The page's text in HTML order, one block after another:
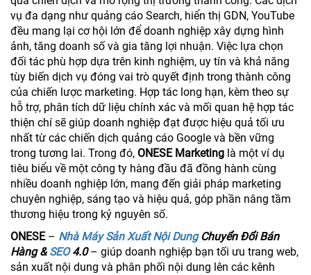
vụ đa dạng như quảng cáo Search, hiển thị GDN, YouTube
đều mang lại cơ hội lớn để doanh nghiệp xây dựng hình
ảnh, tăng doanh số và gia tăng lợi nhuận. Việc lựa chọn
đối tác phù hợp dựa trên kinh nghiệm, uy tín và khả năng
tùy biến dịch vụ đóng vai trò quyết định trong thành công
của chiến lược marketing. Hợp tác long hạn, kèm theo sự
hỗ trợ, phân tích dữ liệu chính xác và mối quan hệ hợp tác
thiện chí sẽ giúp doanh nghiệp đạt được hiệu quả tối ưu
nhất từ các chiến dịch quảng cáo Google và bền vững
trong tương lai. Trong đó, ONESE Marketing là một ví dụ
tiêu biểu về một công ty hàng đầu đã đồng hành cùng
nhiều doanh nghiệp lớn, mang đến giải pháp marketing
chuyên nghiệp, sáng tạo và hiệu quả, góp phần nâng tầm
thương hiệu trong kỷ nguyên số.
ONESE– Nhà Máy Sản Xuất Nội DungChuyển Đổi Bán
Hàng &SEO4.0– giúp doanh nghiệp bạn tối ưu trang web,
sản xuất nội dung và phân phối nội dung lên các kênh